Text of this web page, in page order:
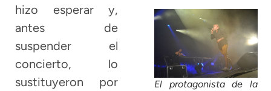
hizo esperar y,
antes de
suspender el
concierto, lo
sustituyeron por
El protagonista de la